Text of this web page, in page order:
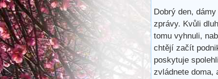
Dobrý den,
zprávy. Kvůli
tomu vyhnuli,
chtějí začít
poskytuje
zvládnete doma,